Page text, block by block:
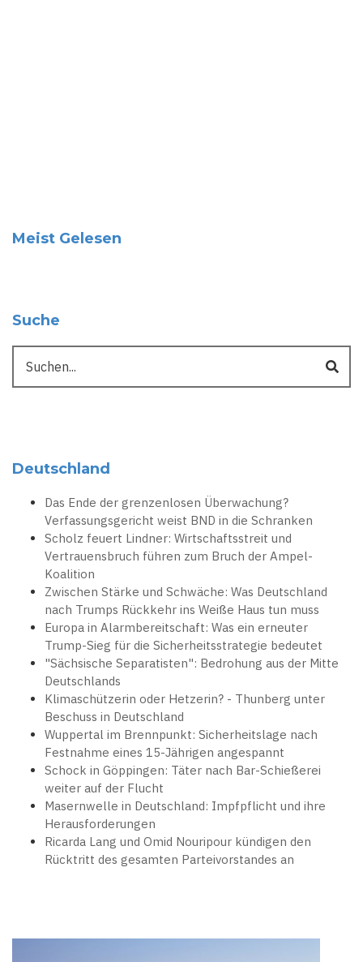
Meist Gelesen
Suche
Deutschland
Das Ende der grenzenlosen Überwachung?
Verfassungsgericht weist BND in die Schranken
Scholz feuert Lindner: Wirtschaftsstreit und
Vertrauensbruch führen zum Bruch der Ampel-
Koalition
Zwischen Stärke und Schwäche: Was Deutschland
nach Trumps Rückkehr ins Weiße Haus tun muss
Europa in Alarmbereitschaft: Was ein erneuter
Trump-Sieg für die Sicherheitsstrategie bedeutet
"Sächsische Separatisten": Bedrohung aus der Mitte
Deutschlands
Klimaschützerin oder Hetzerin? - Thunberg unter
Beschuss in Deutschland
Wuppertal im Brennpunkt: Sicherheitslage nach
Festnahme eines 15-Jährigen angespannt
Schock in Göppingen: Täter nach Bar-Schießerei
weiter auf der Flucht
Masernwelle in Deutschland: Impfpflicht und ihre
Herausforderungen
Ricarda Lang und Omid Nouripour kündigen den
Rücktritt des gesamten Parteivorstandes an